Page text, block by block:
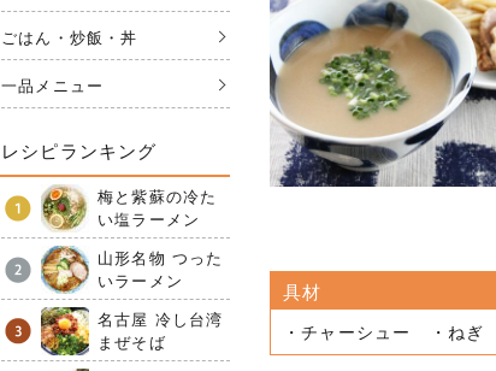
具材
・チャーシュー ・ねぎ
ごはん・炒飯・丼
一品メニュー
レシピランキング
梅と紫蘇の冷た
い塩ラーメン
山形名物 つった
いラーメン
名古屋 冷し台湾
まぜそば